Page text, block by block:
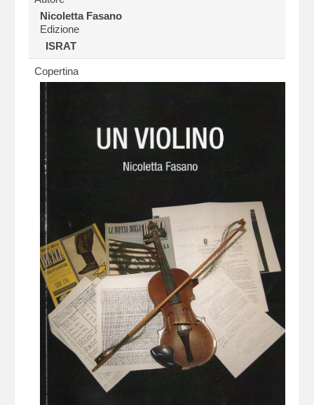
Nicoletta Fasano
Edizione
ISRAT
Copertina